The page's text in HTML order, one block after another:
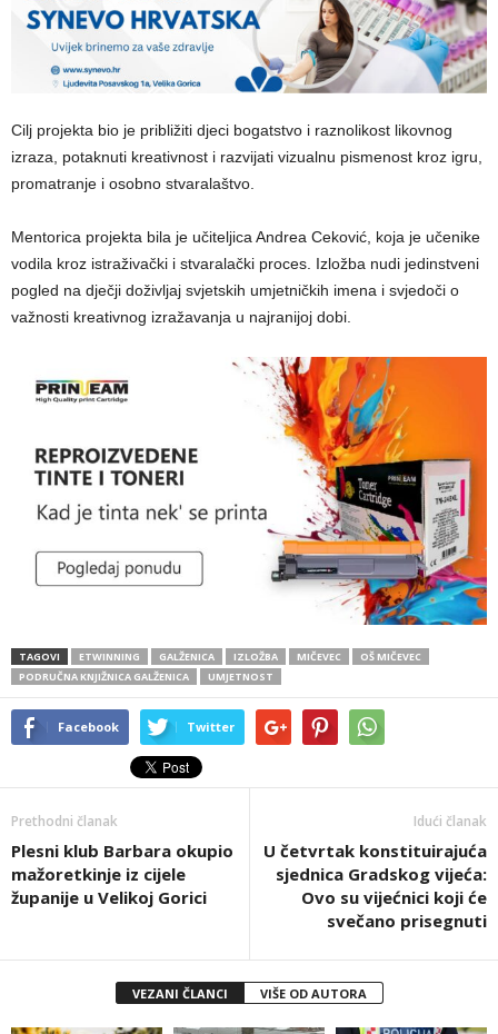
Cilj projekta bio je približiti djeci bogatstvo i raznolikost likovnog
izraza, potaknuti kreativnost i razvijati vizualnu pismenost kroz igru,
promatranje i osobno stvaralaštvo.
Mentorica projekta bila je učiteljica Andrea Ceković, koja je učenike
vodila kroz istraživački i stvaralački proces. Izložba nudi jedinstveni
pogled na dječji doživljaj svjetskih umjetničkih imena i svjedoči o
važnosti kreativnog izražavanja u najranijoj dobi.
TAGOVI ETWINNING GALŽENICA IZLOŽBA MIČEVEC
OŠ MIČEVEC
PODRUČNA KNJIŽNICA GALŽENICA
UMJETNOST
Facebook Twitter
Prethodni članak
Plesni klub Barbara okupio
mažoretkinje iz cijele
županije u Velikoj Gorici
Idući članak
U četvrtak konstituirajuća
sjednica Gradskog vijeća:
Ovo su vijećnici koji će
svečano prisegnuti
VEZANI ČLANCI VIŠE OD AUTORA